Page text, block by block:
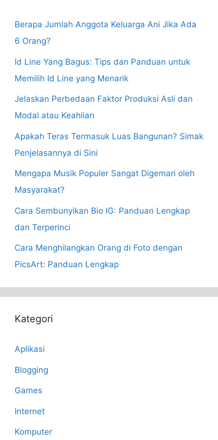
Berapa Jumlah Anggota Keluarga Ani Jika Ada
6 Orang?
Id Line Yang Bagus: Tips dan Panduan untuk
Memilih Id Line yang Menarik
Jelaskan Perbedaan Faktor Produksi Asli dan
Modal atau Keahlian
Apakah Teras Termasuk Luas Bangunan? Simak
Penjelasannya di Sini
Mengapa Musik Populer Sangat Digemari oleh
Masyarakat?
Cara Sembunyikan Bio IG: Panduan Lengkap
dan Terperinci
Cara Menghilangkan Orang di Foto dengan
PicsArt: Panduan Lengkap
Kategori
Aplikasi
Blogging
Games
Internet
Komputer